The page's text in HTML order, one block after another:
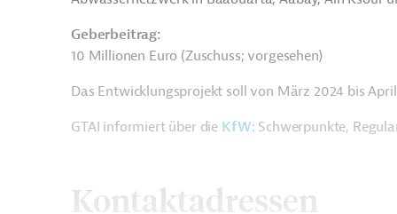
Geberbeitrag:
10 Millionen Euro (Zuschuss; vorgesehen)
Das Entwicklungsprojekt soll von März 2024 bis
GTAI informiert über die KfW: Schwerpunkte,
Kontaktadressen